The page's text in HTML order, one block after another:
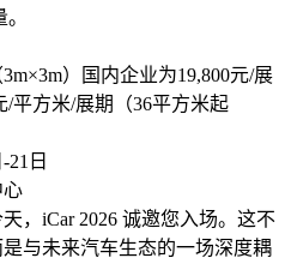
）国内企业为19,800元/展
/平方米/展期（36平方米起
21日
心
，iCar 2026 诚邀您入场。这不
与未来汽车生态的一场深度耦